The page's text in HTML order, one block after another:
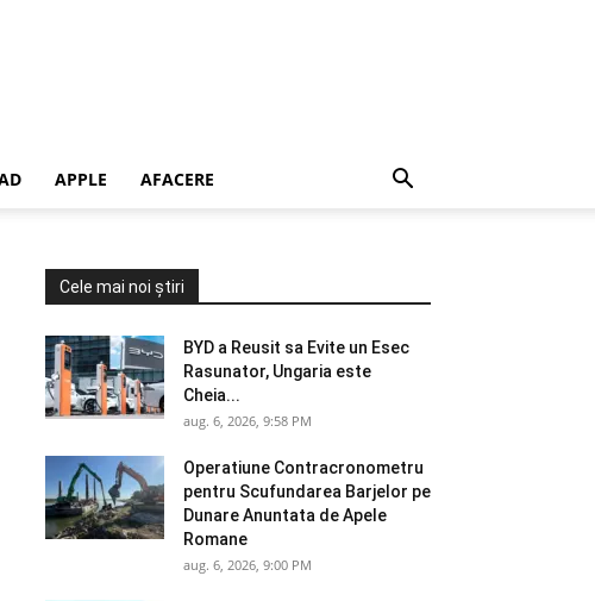
APPLE AFACERE
Cele mai noi știri
BYD a Reusit sa Evite un Esec
Rasunator, Ungaria este
Cheia...
aug. 6, 2026, 9:58 PM
Operatiune Contracronometru
pentru Scufundarea Barjelor pe
Dunare Anuntata de Apele
Romane
aug. 6, 2026, 9:00 PM